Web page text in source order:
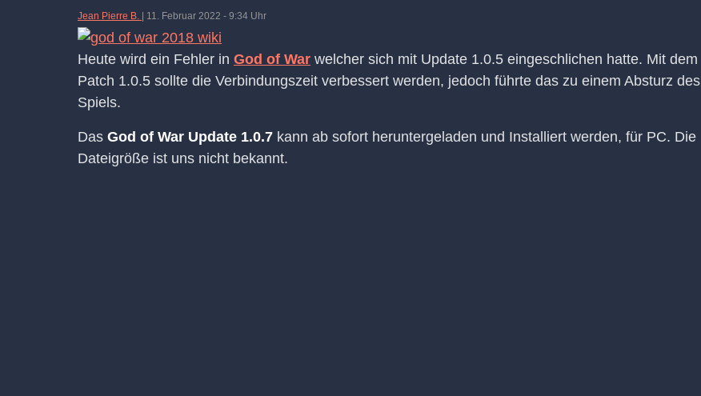
Jean Pierre B. 11. Februar 2022 - 9:34 Uhr
Heute wird ein Fehler in God of War welcher sich mit Update 1.0.5 eingeschlichen hatte. Mit dem
Patch 1.0.5 sollte die Verbindungszeit verbessert werden, jedoch führte das zu einem Absturz des
Spiels.
Das God of War Update 1.0.7 kann ab sofort heruntergeladen und Installiert werden, für PC. Die
Dateigröße ist uns nicht bekannt.